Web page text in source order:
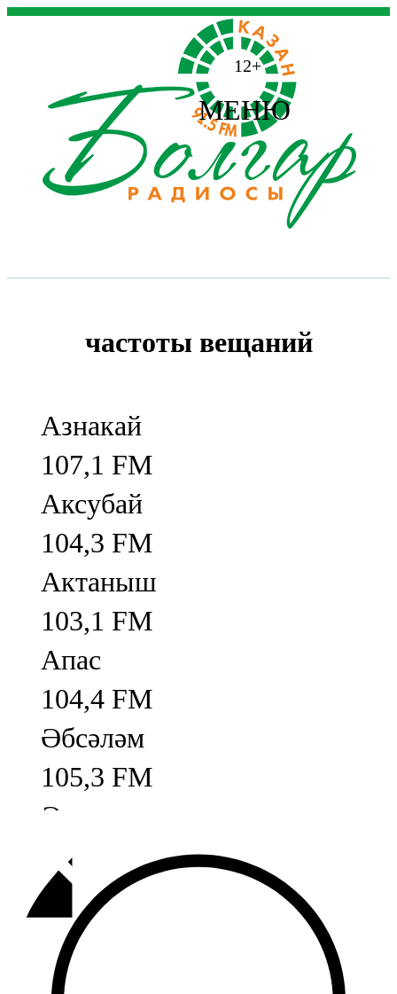
12+
МЕНЮ
частоты вещаний
Азнакай
107,1 FM
Аксубай
104,3 FM
Актаныш
103,1 FM
Апас
104,4 FM
Әбсәләм
105,3 FM
Әлмәт
92,9 FM
Базарлы матак
107,1 FM
Балык бистәсе